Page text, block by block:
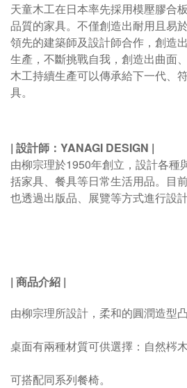
天童木工在日本率先採用模壓膠合
品質的家具。不僅創造出耐用且易
領先的建築師及設計師合作，創造
生產，不斷挑戰自我，創造出曲面
木工持續生產可以傳承給下一代、
具。
| 設計師：YANAGI DESIGN |
由柳宗理於1950年創立，設計各種
括家具、餐具等日常生活用品。目
也透過出版品、展覽等方式進行設計
| 商品介紹 |
由柳宗理所設計，柔和的圓潤造型
桌面有兩種材質可供選擇：自然梣
可搭配同系列餐椅。